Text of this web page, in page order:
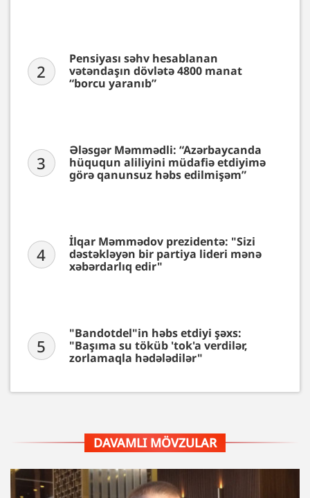
2
Pensiyası səhv hesablanan
vətəndaşın dövlətə 4800 manat
“borcu yaranıb”
3
Ələsgər Məmmədli: “Azərbaycanda
hüququn aliliyini müdafiə etdiyimə
görə qanunsuz həbs edilmişəm”
4
İlqar Məmmədov prezidentə: "Sizi
dəstəkləyən bir partiya lideri mənə
xəbərdarlıq edir"
5
"Bandotdel"in həbs etdiyi şəxs:
"Başıma su töküb 'tok'a verdilər,
zorlamaqla hədələdilər"
DAVAMLI MÖVZULAR